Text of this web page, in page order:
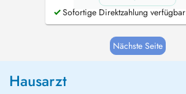
Sofortige Direktzahlung verfügbar
Nächste Seite
Hausarzt